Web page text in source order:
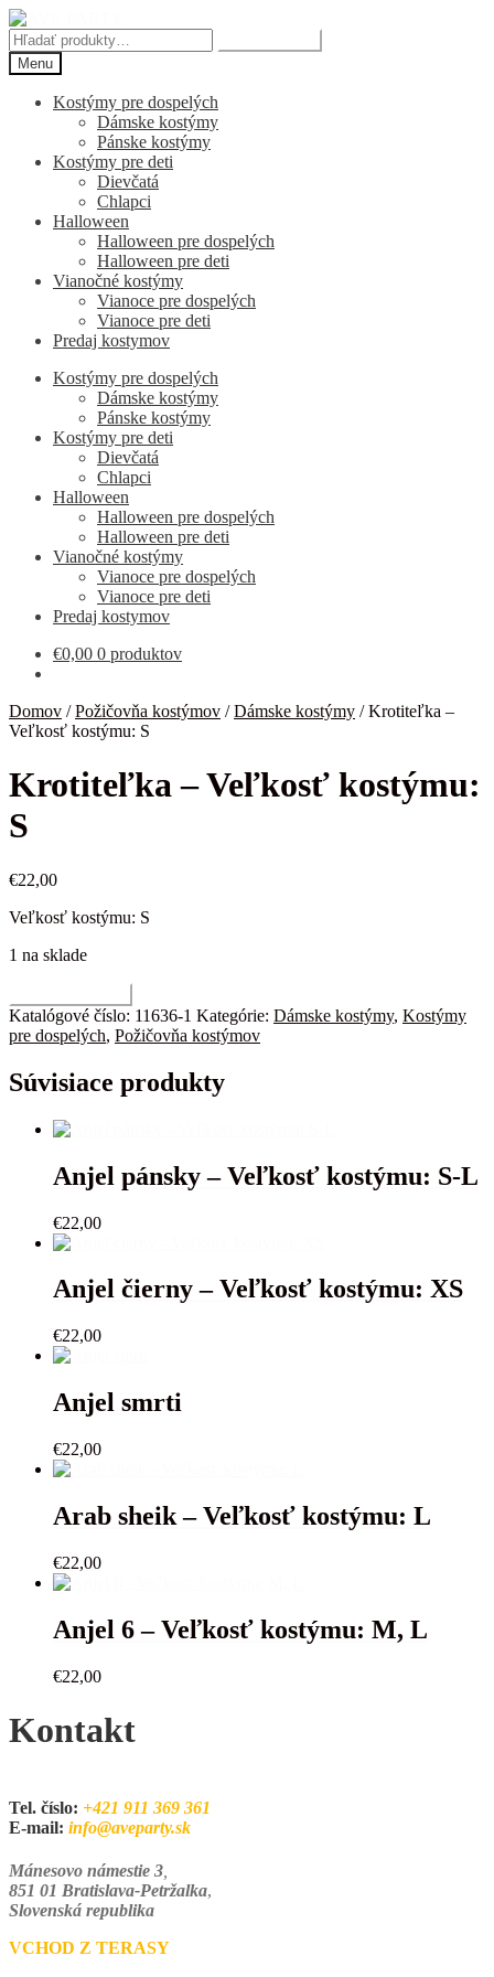
Preskočiť
na
navigáciu
Preskočiť
na
obsah
Hľadať:
Menu
Kostýmy pre dospelých
Dámske kostýmy
Pánske kostýmy
Kostýmy pre deti
Dievčatá
Chlapci
Halloween
Halloween pre dospelých
Halloween pre deti
Vianočné kostýmy
Vianoce pre dospelých
Vianoce pre deti
Predaj kostymov
Kostýmy pre dospelých
Dámske kostýmy
Pánske kostýmy
Kostýmy pre deti
Dievčatá
Chlapci
Halloween
Halloween pre dospelých
Halloween pre deti
Vianočné kostýmy
Vianoce pre dospelých
Vianoce pre deti
Predaj kostymov
€0,00 0 produktov
Domov /Požičovňa kostýmov /Dámske kostýmy /Krotiteľka –
Veľkosť kostýmu: S
Krotiteľka – Veľkosť kostýmu:
S
€22,00
Veľkosť kostýmu: S
1 na sklade
Krotiteľka
-
Veľkosť
kostýmu:
S
Katalógové číslo: 11636-1 Kategórie: Dámske kostýmy, Kostýmy
pre dospelých, Požičovňa kostýmov
Súvisiace produkty
Anjel pánsky – Veľkosť kostýmu: S-L
€22,00
Anjel čierny – Veľkosť kostýmu: XS
€22,00
Anjel smrti
€22,00
Arab sheik – Veľkosť kostýmu: L
€22,00
Anjel 6 – Veľkosť kostýmu: M, L
€22,00
Kontakt
Tel. číslo: +421 911 369 361
E-mail: info@aveparty.sk
Mánesovo námestie 3
851 01 Bratislava-Petržalka,
Slovenská republika
VCHOD Z TERASY